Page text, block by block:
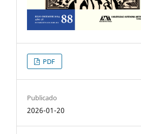
PDF
Publicado
2026-01-20